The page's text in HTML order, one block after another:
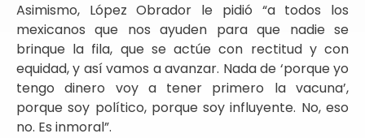
Asimismo, López Obrador le pidió “a todos los
mexicanos que nos ayuden para que nadie se
brinque la fila, que se actúe con rectitud y con
equidad, y así vamos a avanzar. Nada de ‘porque yo
tengo dinero voy a tener primero la vacuna’,
porque soy político, porque soy influyente. No, eso
no. Es inmoral”.